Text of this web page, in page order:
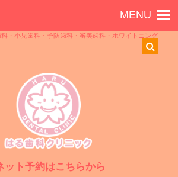
・小児歯科・予防歯科・審美歯科・ホワイトニング
ット予約はこちらから